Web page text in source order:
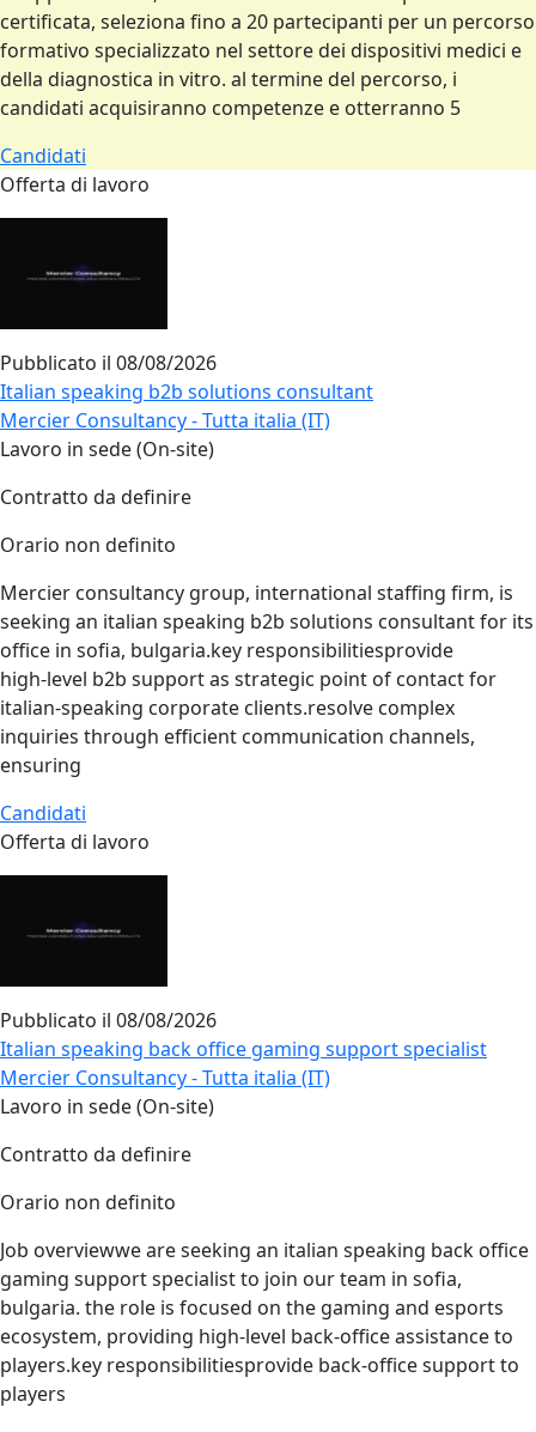
certificata, seleziona fino a 20 partecipanti per un percorso
formativo specializzato nel settore dei dispositivi medici e
della diagnostica in vitro. al termine del percorso, i
candidati acquisiranno competenze e otterranno 5
Candidati
Offerta di lavoro
Pubblicato il 08/08/2026
Italian speaking b2b solutions consultant
Mercier Consultancy - Tutta italia (IT)
Lavoro in sede (On-site)
Contratto da definire
Orario non definito
Mercier consultancy group, international staffing firm, is
seeking an italian speaking b2b solutions consultant for its
office in sofia, bulgaria.key responsibilitiesprovide
high‑level b2b support as strategic point of contact for
italian‑speaking corporate clients.resolve complex
inquiries through efficient communication channels,
ensuring
Candidati
Offerta di lavoro
Pubblicato il 08/08/2026
Italian speaking back office gaming support specialist
Mercier Consultancy - Tutta italia (IT)
Lavoro in sede (On-site)
Contratto da definire
Orario non definito
Job overviewwe are seeking an italian speaking back office
gaming support specialist to join our team in sofia,
bulgaria. the role is focused on the gaming and esports
ecosystem, providing high‑level back‑office assistance to
players.key responsibilitiesprovide back‑office support to
players